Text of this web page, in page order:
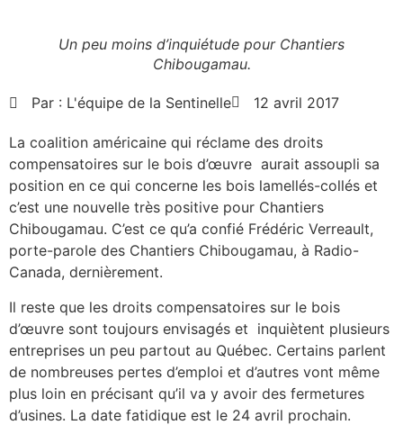
Un peu moins d’inquiétude pour Chantiers
Chibougamau.
Par : L'équipe de la Sentinelle 12 avril 2017
La coalition américaine qui réclame des droits
compensatoires sur le bois d’œuvre aurait assoupli sa
position en ce qui concerne les bois lamellés-collés et
c’est une nouvelle très positive pour Chantiers
Chibougamau. C’est ce qu’a confié Frédéric Verreault,
porte-parole des Chantiers Chibougamau, à Radio-
Canada, dernièrement.
Il reste que les droits compensatoires sur le bois
d’œuvre sont toujours envisagés et inquiètent plusieurs
entreprises un peu partout au Québec. Certains parlent
de nombreuses pertes d’emploi et d’autres vont même
plus loin en précisant qu’il va y avoir des fermetures
d’usines. La date fatidique est le 24 avril prochain.